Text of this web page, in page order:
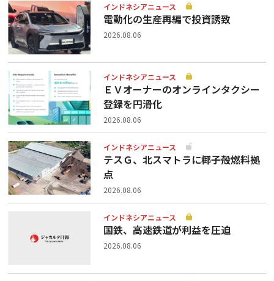
インドネシアニュース
電動化の生産再編で投資誘致
2026.08.06
インドネシアニュース
ＥＶオーナーのオンラインタクシー
登録を円滑化
2026.08.06
インドネシアニュース
テスＧ、北スマトラに椰子殻燃料拠
点
2026.08.06
インドネシアニュース
国鉄、高速鉄道が利益を圧迫
2026.08.06